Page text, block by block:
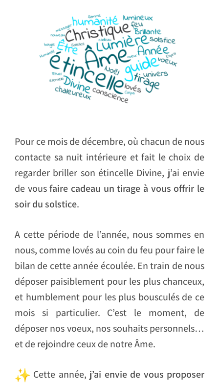
Pour ce mois de décembre, où chacun de nous
contacte sa nuit intérieure et fait le choix de
regarder briller son étincelle Divine, j’ai envie
de vousfaire cadeau un tirage à vous offrir le
soir du solstice.
A cette période de l’année, nous sommes en
nous, comme lovés au coin du feu pour faire le
bilan de cette année écoulée. En train de nous
déposer paisiblement pour les plus chanceux,
et humblement pour les plus bousculés de ce
mois si particulier. C’est le moment, de
déposer nos voeux, nos souhaits personnels…
et de rejoindre ceux de notre Âme.
Cette année, j’ai envie de vous proposer